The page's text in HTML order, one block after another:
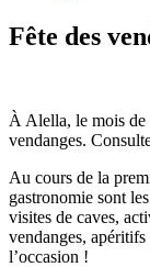
Fête des v
À Alella, le mois de
vendanges.
Au cours de la
gastronomie sont
visites de caves,
vendanges,
l’occasion !